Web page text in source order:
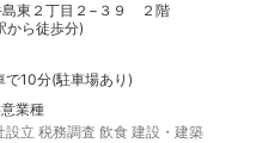
島東２丁目２−３９ ２階
から徒歩分)
で10分(駐車場あり)
業種
設立 税務調査 飲食 建設・建築